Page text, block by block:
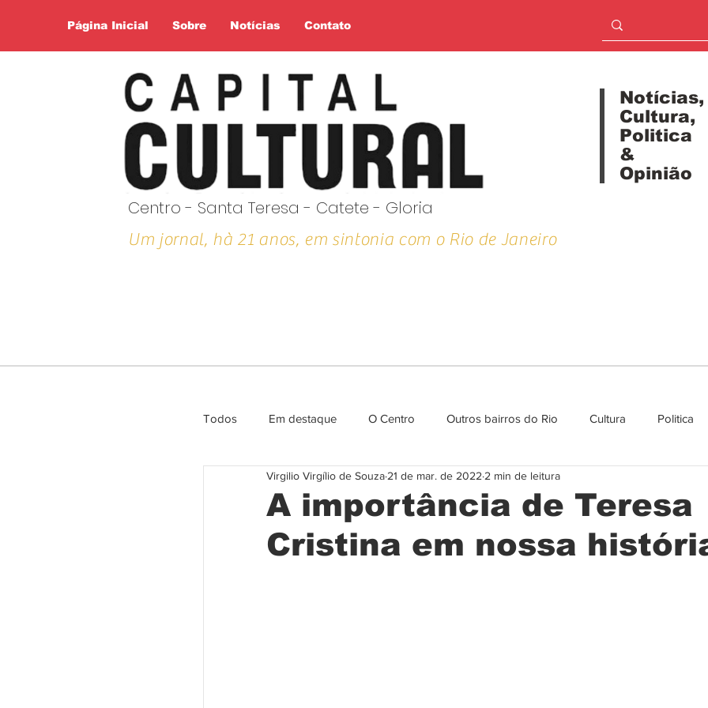
Página Inicial Sobre Notícias Contato
Centro - Santa Teresa - Catete - Gloria
Notícias,
Cultura,
Politica
&
Opinião
Um jornal, hà 21 anos, em sintonia com o Rio de Janeiro
Todos Em destaque O Centro Outros bairros do Rio Cultura Politica
Entrevista e Opiniao Agenda cultural
A importância de Teresa
Cristina em nossa
Virgilio Virgílio de Souza 21 de mar. de 2022 2 min de leitura